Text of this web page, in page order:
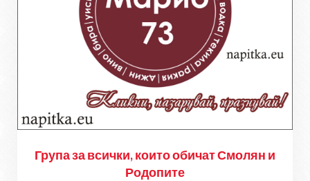
Група за всички, които обичат Смолян и
Родопите